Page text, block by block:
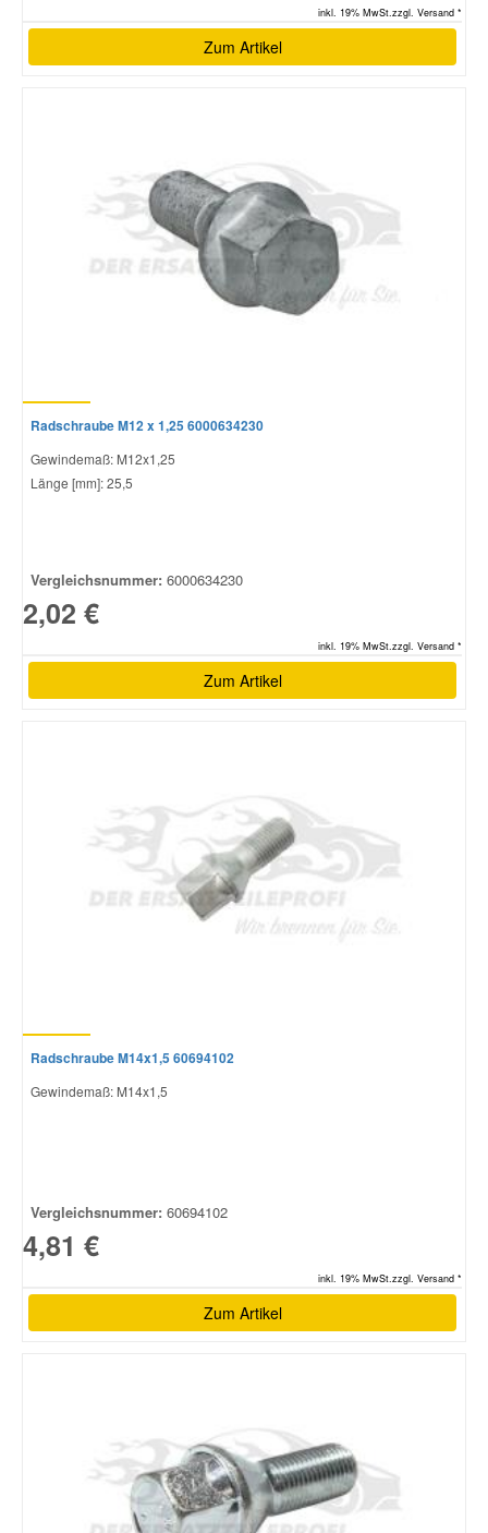
inkl. 19% MwSt.zzgl. Versand *
Zum Artikel
Radschraube M12 x 1,25 6000634230
Gewindemaß: M12x1,25
Länge [mm]: 25,5
Vergleichsnummer: 6000634230
2,02 €
inkl. 19% MwSt.zzgl. Versand *
Zum Artikel
Radschraube M14x1,5 60694102
Gewindemaß: M14x1,5
Vergleichsnummer: 60694102
4,81 €
inkl. 19% MwSt.zzgl. Versand *
Zum Artikel